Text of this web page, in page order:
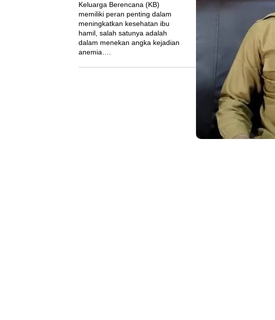
Keluarga Berencana (KB)
memiliki peran penting dalam
meningkatkan kesehatan ibu
hamil, salah satunya adalah
dalam menekan angka kejadian
anemia….